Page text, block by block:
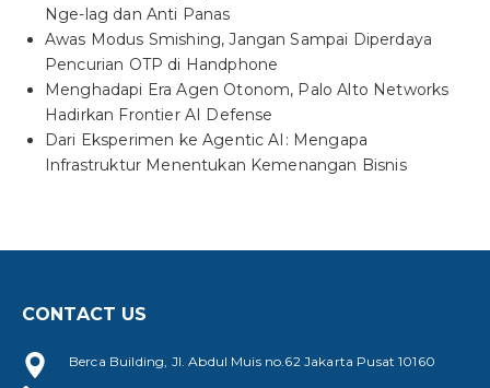
Nge-lag dan Anti Panas
Awas Modus Smishing, Jangan Sampai Diperdaya
Pencurian OTP di Handphone
Menghadapi Era Agen Otonom, Palo Alto Networks
Hadirkan Frontier AI Defense
Dari Eksperimen ke Agentic AI: Mengapa
Infrastruktur Menentukan Kemenangan Bisnis
CONTACT US
Berca Building, Jl. Abdul Muis no.62 Jakarta Pusat 10160